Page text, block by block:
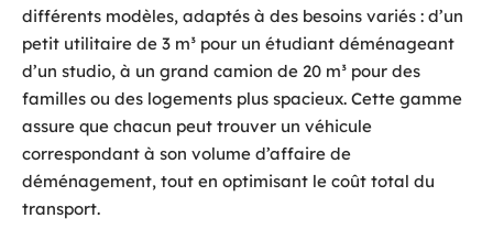
différents modèles, adaptés à des besoins variés : d’un
petit utilitaire de 3 m³ pour un étudiant déménageant
d’un studio, à un grand camion de 20 m³ pour des
familles ou des logements plus spacieux. Cette gamme
assure que chacun peut trouver un véhicule
correspondant à son volume d’affaire de
déménagement, tout en optimisant le coût total du
transport.